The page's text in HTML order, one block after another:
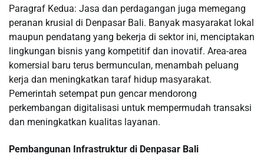
Paragraf Kedua: Jasa dan perdagangan juga memegang
peranan krusial di Denpasar Bali. Banyak masyarakat lokal
maupun pendatang yang bekerja di sektor ini, menciptakan
lingkungan bisnis yang kompetitif dan inovatif. Area-area
komersial baru terus bermunculan, menambah peluang
kerja dan meningkatkan taraf hidup masyarakat.
Pemerintah setempat pun gencar mendorong
perkembangan digitalisasi untuk mempermudah transaksi
dan meningkatkan kualitas layanan.
Pembangunan Infrastruktur di Denpasar Bali